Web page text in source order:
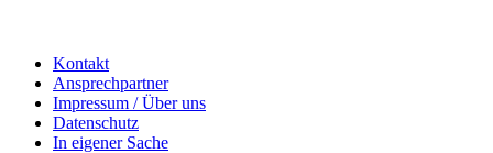
Kontakt
Ansprechpartner
Impressum / Über uns
Datenschutz
In eigener Sache